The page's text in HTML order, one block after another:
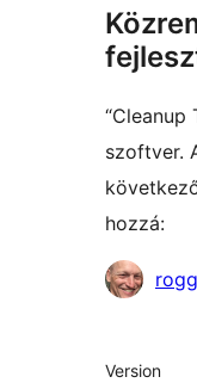
“Cleanup
szoftver.
hozzá:
Meta
Version